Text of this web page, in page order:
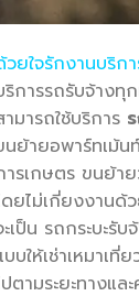
วยใจรักงานบริก
ริการรถรับจ้าง
ามารถใช้บริการ
นย้ายอพาร์ทเม้
ารเกษตร ขนย้า
ดยไม่เกี่ยงงานด้
เป็น รถกระบะรั
บบให้เช่าเหมาเ
ปตามระยะทางแ